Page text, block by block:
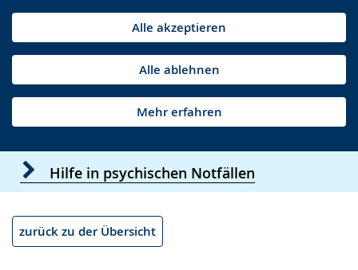
Alle akzeptieren
Alle ablehnen
Mehr erfahren
Hilfe in psychischen Notfällen
zurück zu der Übersicht